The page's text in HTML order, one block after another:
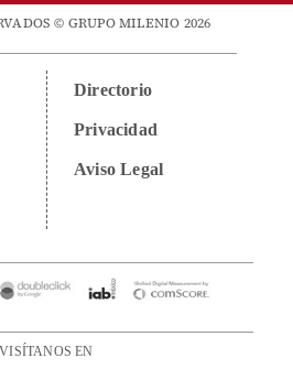
© GRUPO MILENIO 2026
Directorio
Privacidad
Aviso Legal
VISÍTANOS EN